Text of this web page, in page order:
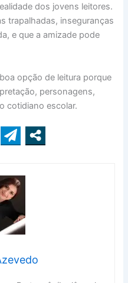
dos jovens leitores.
trapalhadas, inseguranças
e que a amizade pode
opção de leitura porque
personagens,
cotidiano escolar.